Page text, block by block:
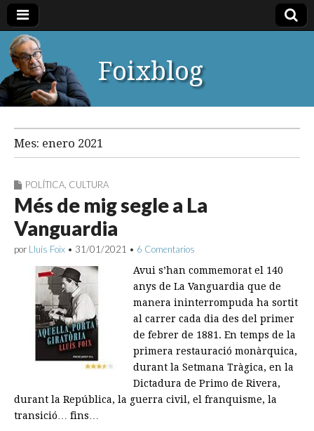
Foixblog
Mes: enero 2021
POLÍTICA CULTURA
Més de mig segle a La
Vanguardia
por Lluís Foix • 31/01/2021 • 6 Comentarios
Avui s’han commemorat el 140
anys de La Vanguardia que de
manera ininterrompuda ha sortit
al carrer cada dia des del primer
de febrer de 1881. En temps de la
primera restauració monàrquica,
durant la Setmana Tràgica, en la
Dictadura de Primo de Rivera,
durant la República, la guerra civil, el franquisme, la
transició… fins…